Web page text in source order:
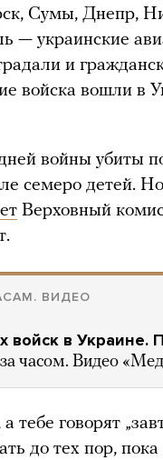
Сумы, Днепр,
— украинские
и
войска вошли в
войны убиты
семеро детей.
Верховный
ВИДЕО
войск в Украине.
часом. Видео
говорят
до тех пор, пока